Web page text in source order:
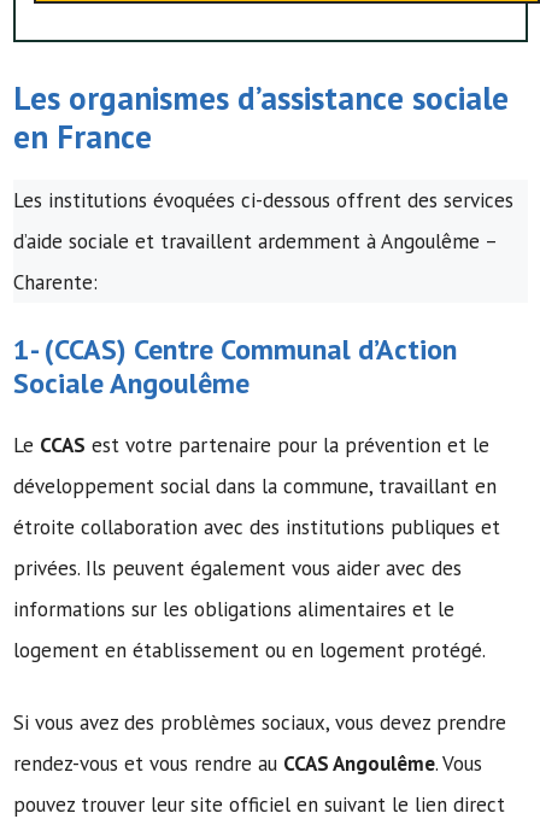
Les organismes d’assistance sociale
en France
Les institutions évoquées ci-dessous offrent des services
d’aide sociale et travaillent ardemment à Angoulême –
Charente:
1- (CCAS) Centre Communal d’Action
SocialeAngoulême
Le CCAS est votre partenaire pour la prévention et le
développement social dans la commune, travaillant en
étroite collaboration avec des institutions publiques et
privées. Ils peuvent également vous aider avec des
informations sur les obligations alimentaires et le
logement en établissement ou en logement protégé.
Si vous avez des problèmes sociaux, vous devez prendre
rendez-vous et vous rendre au CCAS Angoulême. Vous
pouvez trouver leur site officiel en suivant le lien direct